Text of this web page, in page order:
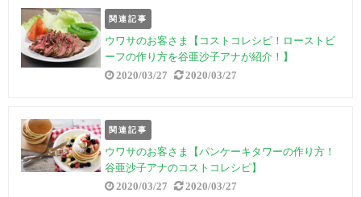
関連記事
ウワサのお客さま【コストコレシピ！ローストビ
ーフの作り方を谷亜沙子アナが紹介！】
2020/03/27 2020/03/27
関連記事
ウワサのお客さま【パンケーキタワーの作り方！
谷亜沙子アナのコストコレシピ】
2020/03/27 2020/03/27